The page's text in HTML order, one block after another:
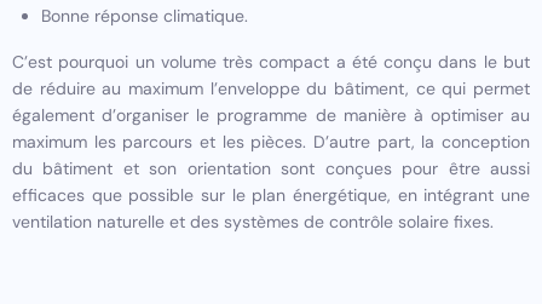
Bonne réponse climatique.
C’est pourquoi un volume très compact a été conçu dans le but
de réduire au maximum l’enveloppe du bâtiment, ce qui permet
également d’organiser le programme de manière à optimiser au
maximum les parcours et les pièces. D’autre part, la conception
du bâtiment et son orientation sont conçues pour être aussi
efficaces que possible sur le plan énergétique, en intégrant une
ventilation naturelle et des systèmes de contrôle solaire fixes.